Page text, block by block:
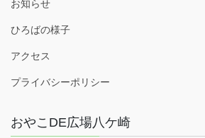
お知らせ
ひろばの様子
アクセス
プライバシーポリシー
おやこDE広場八ケ崎